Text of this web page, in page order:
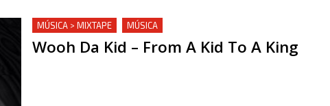
MÚSICA > MIXTAPE MÚSICA
Wooh Da Kid – From A Kid To A King